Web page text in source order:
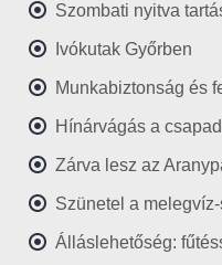
Szombati nyitva
Ivókutak Győrben
Munkabiztonság és
Hínárvágás a
Zárva lesz az
Szünetel a
Álláslehetőség: